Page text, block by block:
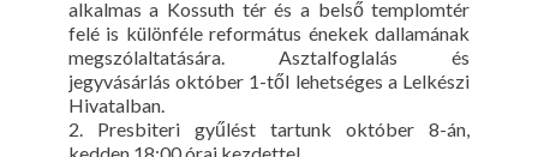
alkalmas a Kossuth tér és a belső templomtér
felé is különféle református énekek dallamának
megszólaltatására. Asztalfoglalás és
jegyvásárlás október 1-től lehetséges a Lelkészi
Hivatalban.
2. Presbiteri gyűlést tartunk október 8-án,